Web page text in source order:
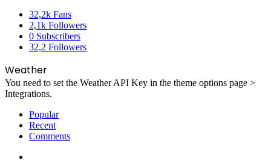
32,2k Fans
2,1k Followers
0 Subscribers
32,2 Followers
Weather
You need to set the Weather API Key in the theme options page >
Integrations.
Popular
Recent
Comments